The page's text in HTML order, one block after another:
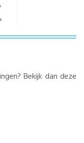
Bekijk dan deze